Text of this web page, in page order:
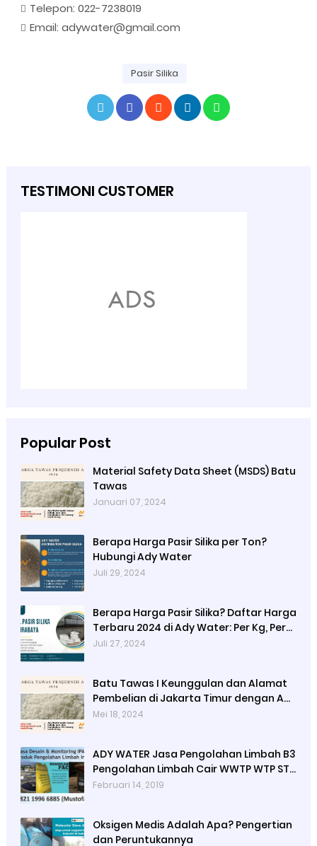
Telepon: 022-7238019
Email: adywater@gmail.com
Pasir Silika
TESTIMONI CUSTOMER
Popular Post
Material Safety Data Sheet (MSDS) Batu
Tawas
Januari 07, 2024
Berapa Harga Pasir Silika per Ton?
Hubungi Ady Water
Juli 29, 2024
Berapa Harga Pasir Silika? Daftar Harga
Terbaru 2024 di Ady Water: Per Kg, Per
Karung, dan Per Ton
Juli 27, 2024
Batu Tawas I Keunggulan dan Alamat
Pembelian di Jakarta Timur dengan Ady
Water
Mei 18, 2024
ADY WATER Jasa Pengolahan Limbah B3
Pengolahan Limbah Cair WWTP WTP STP
di Bandung Jogjakarta Surabaya
Februari 14, 2019
Oksigen Medis Adalah Apa? Pengertian
dan Peruntukannya